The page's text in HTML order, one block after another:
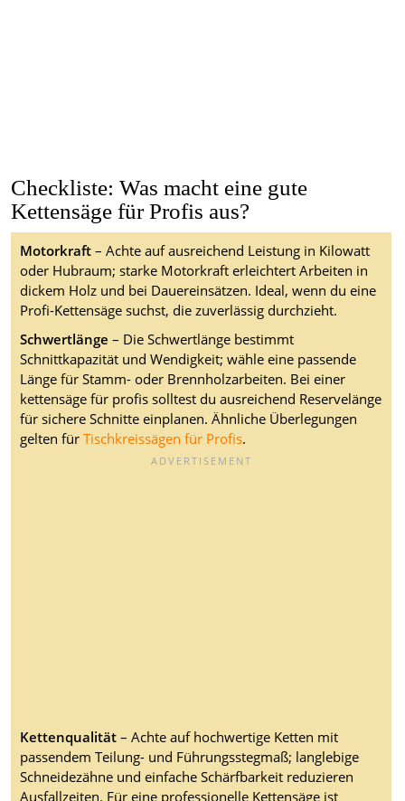
Checkliste: Was macht eine gute
Kettensäge für Profis aus?
Motorkraft– Achte auf ausreichend Leistung in Kilowatt
oder Hubraum; starke Motorkraft erleichtert Arbeiten in
dickem Holz und bei Dauereinsätzen. Ideal, wenn du eine
Profi-Kettensäge suchst, die zuverlässig durchzieht.
Schwertlänge – Die Schwertlänge bestimmt
Schnittkapazität und Wendigkeit; wähle eine passende
Länge für Stamm- oder Brennholzarbeiten. Bei einer
kettensäge für profis solltest du ausreichend Reservelänge
für sichere Schnitte einplanen. Ähnliche Überlegungen
gelten fürTischkreissägen für Profis.
Kettenqualität– Achte auf hochwertige Ketten mit
passendem Teilung- und Führungsstegmaß; langlebige
Schneidezähne und einfache Schärfbarkeit reduzieren
Ausfallzeiten. Für eine professionelle Kettensäge ist